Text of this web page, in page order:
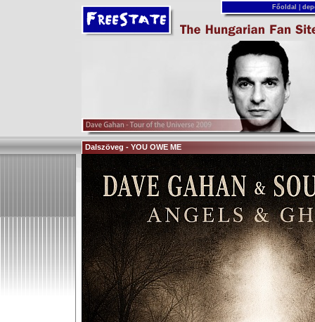
Főoldal
Dalszöveg - YOU OWE ME